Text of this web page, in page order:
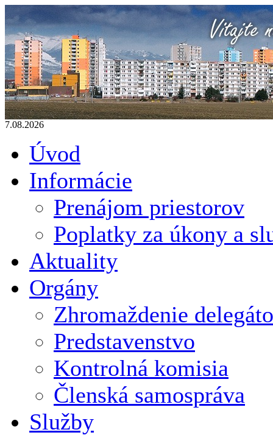
7.08.2026
Úvod
Informácie
Prenájom priestorov
Poplatky za úkony a
Aktuality
Orgány
Zhromaždenie
Predstavenstvo
Kontrolná komisia
Členská samospráva
Služby